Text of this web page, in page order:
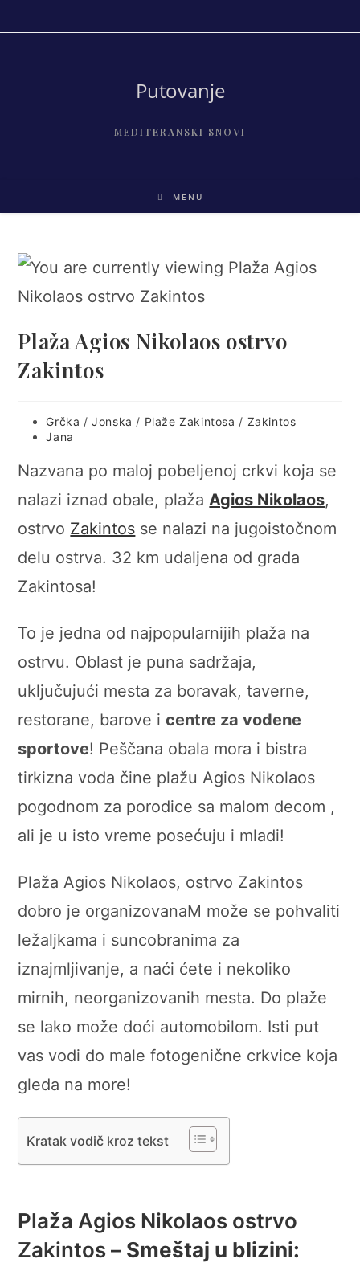
to
Putovanje
MEDITERANSKI SNOVI
MENU
Plaža Agios Nikolaos ostrvo
Zakintos
Post
category:
Grčka / Jonska / Plaže Zakintosa / Zakintos
Post
Jana
Nazvana po maloj pobeljenoj crkvi koja se
nalazi iznad obale, plažaAgios Nikolaos,
ostrvo Zakintos se nalazi na jugoistočnom
delu ostrva. 32 km udaljena od grada
Zakintosa!
To je jedna od najpopularnijih plaža na
ostrvu. Oblast je puna sadržaja,
uključujući mesta za boravak, taverne,
restorane, barove icentre za vodene
sportove! Peščana obala mora i bistra
tirkizna voda čine plažu Agios Nikolaos
pogodnom za porodice sa malom decom ,
ali je u isto vreme posećuju i mladi!
Plaža Agios Nikolaos, ostrvo Zakintos
dobro je organizovanaM može se pohvaliti
ležaljkama i suncobranima za
iznajmljivanje, a naći ćete i nekoliko
mirnih, neorganizovanih mesta. Do plaže
se lako može doći automobilom. Isti put
vas vodi do male fotogenične crkvice koja
gleda na more!
Kratak vodič kroz tekst
Plaža Agios Nikolaos ostrvo
Zakintos – Smeštaj u blizini: